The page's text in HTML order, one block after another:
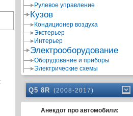
Рулевое управление
Кузов
Кондиционер воздуха
Экстерьер
Интерьер
Электрооборудование
Оборудование и приборы
Электрические схемы
Q5 8R (2008-2017)
Анекдот про автомобили: